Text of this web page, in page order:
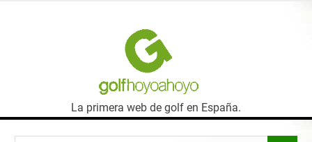
A
La primera web de golf en España.